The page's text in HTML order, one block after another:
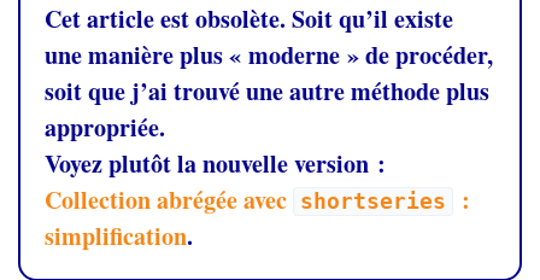
Cet article est obsolète. Soit qu’il existe
une manière plus « moderne » de procéder,
soit que j’ai trouvé une autre méthode plus
appropriée.
Voyez plutôt la nouvelle version :
Collection abrégée avec shortseries
:
simplification.